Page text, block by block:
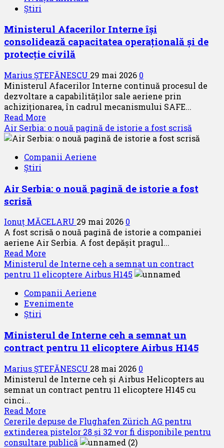
pentru
controlul
de
la
aeroportul
din
Bruxelles,
cu
2028
Știri
Ministerul Afacerilor Interne își
consolidează capacitatea operațională și de
protecție civilă
Marius ȘTEFĂNESCU 29 mai 2026 0
Ministerul Afacerilor Interne continuă procesul de
dezvoltare a capabilităților sale aeriene prin
achiziționarea, în cadrul mecanismului SAFE...
Read More
more
about
Afacerilor
consolidează
și
de
protecție
Air Serbia: o nouă pagină de istorie a fost scrisă
Companii Aeriene
Știri
Air Serbia: o nouă pagină de istorie a fost
scrisă
Ionuț MĂCELARU 29 mai 2026 0
A fost scrisă o nouă pagină de istorie a companiei
aeriene Air Serbia. A fost depășit pragul...
Read More
more
about
Serbia:
o
de
istorie
fost
scrisă
Ministerul de Interne ceh a semnat un contract
pentru 11 elicoptere Airbus H145
Companii Aeriene
Evenimente
Știri
Ministerul de Interne ceh a semnat un
contract pentru 11 elicoptere Airbus H145
Marius ȘTEFĂNESCU 28 mai 2026 0
Ministerul de Interne ceh și Airbus Helicopters au
semnat un contract pentru 11 elicoptere H145 cu
cinci...
Read More
more
about
Ministerul
Cererile depuse de Flughafen Zürich AG pentru
extinderea pistelor 28 și 32 vor fi disponibile pentru
consultare publică